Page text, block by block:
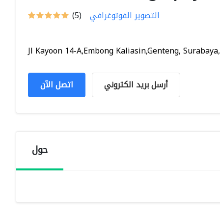
(5) التصوير الفوتوغرافي
Jl Kayoon 14-A,Embong Kaliasin,Genteng,
اتصل الآن أرسل بريد الكتروني
حول